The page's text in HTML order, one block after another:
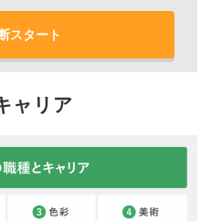
スタート
ャリア